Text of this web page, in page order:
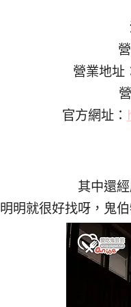
營業地址
官方網址：
其中還
明明就很好找呀，鬼